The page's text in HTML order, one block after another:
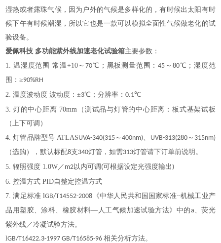
湿热或者露珠气候，因为户外的气候是多样化的，有时候出太阳有时
候下午有时候潮湿，所以它也是一款可以模拟全面性气候做老化的试
验设备。
爱佩科技 多功能紫外线加速老化试验箱主要参数：
1. 温湿度范围 常温+10～70℃；黑板测量范围：45 ～ 80℃；湿度范
围：≥90%RH
2. 温度波动度 波动度：±3℃；分辨率：0.1℃
3. 灯的中心距离 70mm （测试品与灯管的中心距离：板式基架试板
（上下可调）
4. 灯管品牌型号 ATLASUVA-340(315 ～400nm)、 UVB-313(280～ 315nm)
（选购），默认标配8支340灯管，如需313灯管请下订单前说明。
5. 辐照强度 1.0W／ m2以内可调 (可根据设定光强度输出)
6. 控温方式 PID自整定控温方式
7.满足标准 lGB/T14552-2008 《中华人民共和国国家标准--机械工业产
品用塑胶、涂料、橡胶材料—人工气候加速试验方法》中的a、荧光
紫外线／冷凝试验方法。
lGB/T16422.3-1997 GB/T16585-96相关分析方法。